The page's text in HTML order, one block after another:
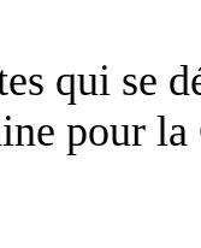
qui se
pour la